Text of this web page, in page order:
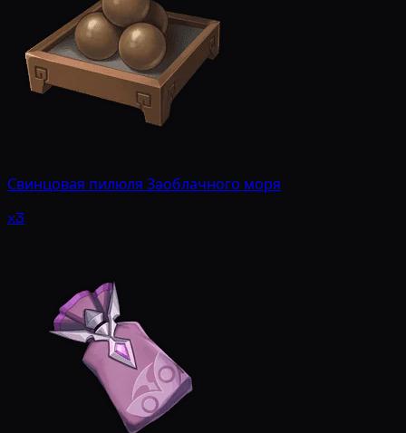
Свинцовая пилюля Заоблачного моря
x3